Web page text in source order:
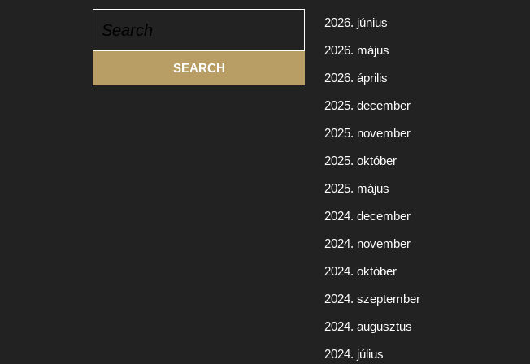
for:
2026. június
2026. május
2026. április
2025. december
2025. november
2025. október
2025. május
2024. december
2024. november
2024. október
2024. szeptember
2024. augusztus
2024. július